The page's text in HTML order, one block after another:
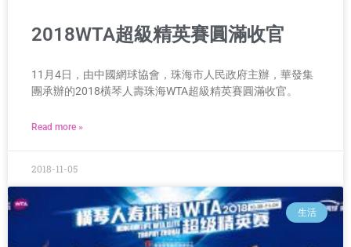
2018WTA超級精英賽圓滿收官
11月4日，由中國網球協會，珠海市人民政府主辦，華發集
團承辦的2018橫琴人壽珠海WTA超級精英賽圓滿收官。
Read more »
2018-11-05
生活